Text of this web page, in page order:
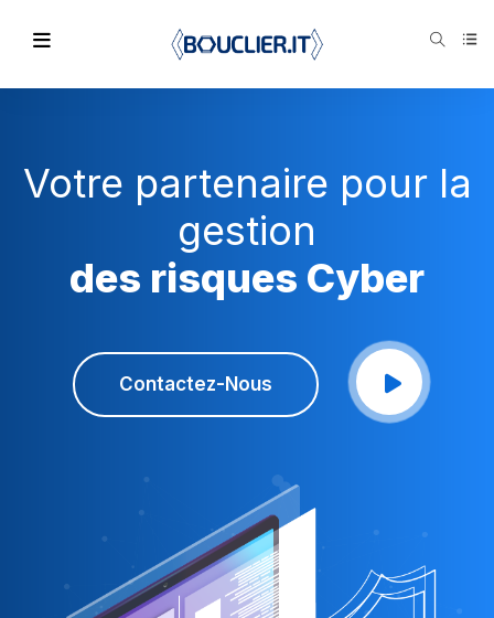
Votre partenaire pour la
gestion
des risques Cyber
Contactez-Nous